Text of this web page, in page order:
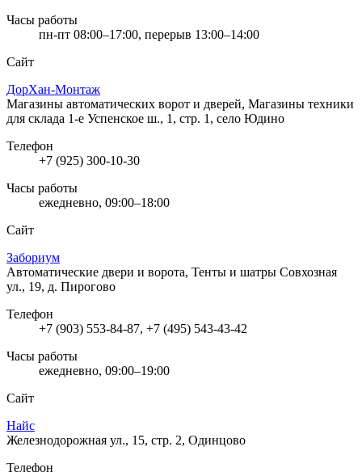
Часы работы
пн-пт 08:00–17:00, перерыв 13:00–14:00
Сайт
ДорХан-Монтаж
Магазины автоматических ворот и дверей, Магазины техники
для склада 1-е Успенское ш., 1, стр. 1, село Юдино
Телефон
+7 (925) 300-10-30
Часы работы
ежедневно, 09:00–18:00
Сайт
Забориум
Автоматические двери и ворота, Тенты и шатры Совхозная
ул., 19, д. Пирогово
Телефон
+7 (903) 553-84-87, +7 (495) 543-43-42
Часы работы
ежедневно, 09:00–19:00
Сайт
Найс
Железнодорожная ул., 15, стр. 2, Одинцово
Телефон